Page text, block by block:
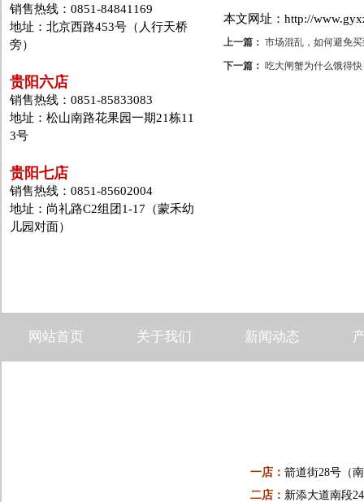
销售热线：0851-84841169
地址：北京西路453号（人行天桥
旁）
贵阳六店
销售热线：0851-85833083
地址：松山南路花果园一期21栋11
3号
贵阳七店
销售热线：0851-85602004
地址：尚礼路C2组团1-17（蒙禾幼
儿园对面）
本文网址：http://
上一篇： 市场混乱，如何避免
下一篇： 吃大闸蟹为什么饿得
网站首页 关于我们 新闻动态
一店： 箭道街28号（
二店： 新添大道南段